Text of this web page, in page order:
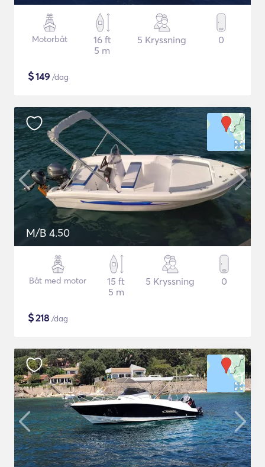
Motorbåt
16 ft
5 m
5 Kryssning 0
$149 /dag
M/B 4.50
Båt med motor
15 ft
5 m
5 Kryssning 0
$218 /dag